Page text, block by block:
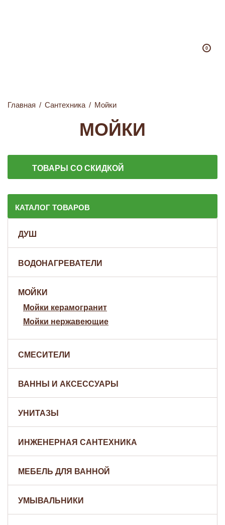
0
Главная / Сантехника / Мойки
МОЙКИ
ТОВАРЫ СО СКИДКОЙ
КАТАЛОГ ТОВАРОВ
ДУШ
ВОДОНАГРЕВАТЕЛИ
МОЙКИ
Мойки керамогранит
Мойки нержавеющие
СМЕСИТЕЛИ
ВАННЫ И АКСЕССУАРЫ
УНИТАЗЫ
ИНЖЕНЕРНАЯ САНТЕХНИКА
МЕБЕЛЬ ДЛЯ ВАННОЙ
УМЫВАЛЬНИКИ